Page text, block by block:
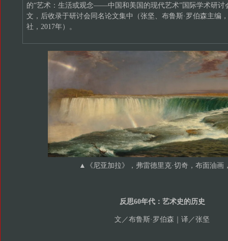
的“艺术：生活或观念——中国和美国的现代艺术”国际学术研讨
文，后收录于研讨会同名论文集中（张坚、布鲁斯·罗伯森主编
社，2017年）。
▲《尼亚加拉》，弗雷德里克·切奇，布面油画
反思60年代：艺术史的历史
文／布鲁斯·罗伯森｜译／张坚